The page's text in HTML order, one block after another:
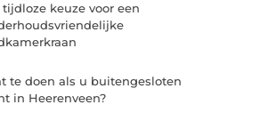
tijdloze keuze voor een
te doen als u buitengesloten
in Heerenveen?